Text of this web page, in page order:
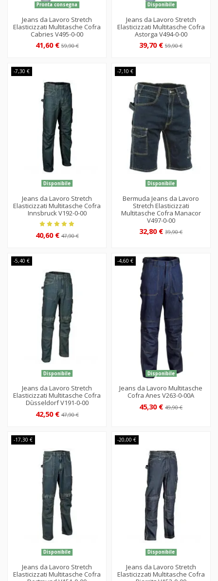
Pronta consegna
Jeans da Lavoro Stretch
Elasticizzati Multitasche Cofra
Cabries V495-0-00
41,60 €59,90 €
Disponibile
Jeans da Lavoro Stretch
Elasticizzati Multitasche Cofra
Astorga V494-0-00
39,70 €59,90 €
-7,30 €
Disponibile
Jeans da Lavoro Stretch
Elasticizzati Multitasche Cofra
Innsbruck V192-0-00
40,60 €47,90 €
-7,10 €
Disponibile
Bermuda Jeans da Lavoro
Stretch Elasticizzati
Multitasche Cofra Manacor
V497-0-00
32,80 €39,90 €
-5,40 €
Disponibile
Jeans da Lavoro Stretch
Elasticizzati Multitasche Cofra
Dùsseldorf V191-0-00
42,50 €47,90 €
-4,60 €
Disponibile
Jeans da Lavoro Multitasche
Cofra Anes V263-0-00A
45,30 €49,90 €
-17,30 €
Disponibile
Jeans da Lavoro Stretch
Elasticizzati Multitasche Cofra
-20,00 €
Disponibile
Jeans da Lavoro Stretch
Elasticizzati Multitasche Cofra